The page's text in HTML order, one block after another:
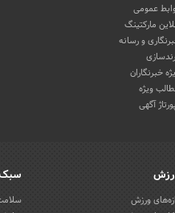
عمومی
مارکتینگ
و رسانه
خبرنگاران
ویژه
آگهی
ورزش